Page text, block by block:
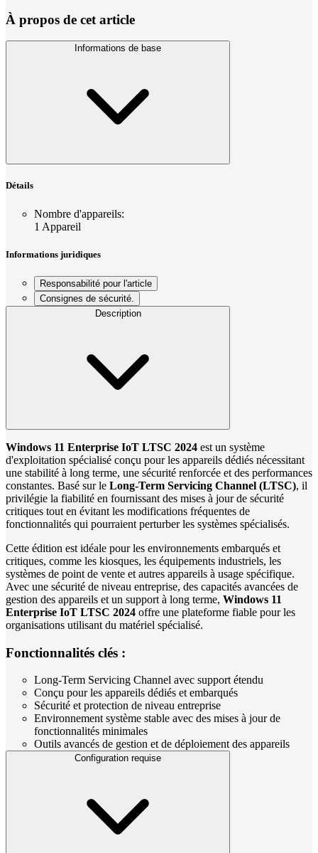
À propos de cet article
Informations de base
Détails
Nombre d'appareils:
1 Appareil
Informations juridiques
Responsabilité pour l'article
Consignes de sécurité.
Description
Windows 11 Enterprise IoT LTSC 2024 est un système
d'exploitation spécialisé conçu pour les appareils dédiés nécessitant
une stabilité à long terme, une sécurité renforcée et des performances
constantes. Basé sur le Long-Term Servicing Channel (LTSC), il
privilégie la fiabilité en fournissant des mises à jour de sécurité
critiques tout en évitant les modifications fréquentes de
fonctionnalités qui pourraient perturber les systèmes spécialisés.
Cette édition est idéale pour les environnements embarqués et
critiques, comme les kiosques, les équipements industriels, les
systèmes de point de vente et autres appareils à usage spécifique.
Avec une sécurité de niveau entreprise, des capacités avancées de
gestion des appareils et un support à long terme, Windows 11
Enterprise IoT LTSC 2024 offre une plateforme fiable pour les
organisations utilisant du matériel spécialisé.
Fonctionnalités clés :
Long-Term Servicing Channel avec support étendu
Conçu pour les appareils dédiés et embarqués
Sécurité et protection de niveau entreprise
Environnement système stable avec des mises à jour de
fonctionnalités minimales
Outils avancés de gestion et de déploiement des appareils
Configuration requise